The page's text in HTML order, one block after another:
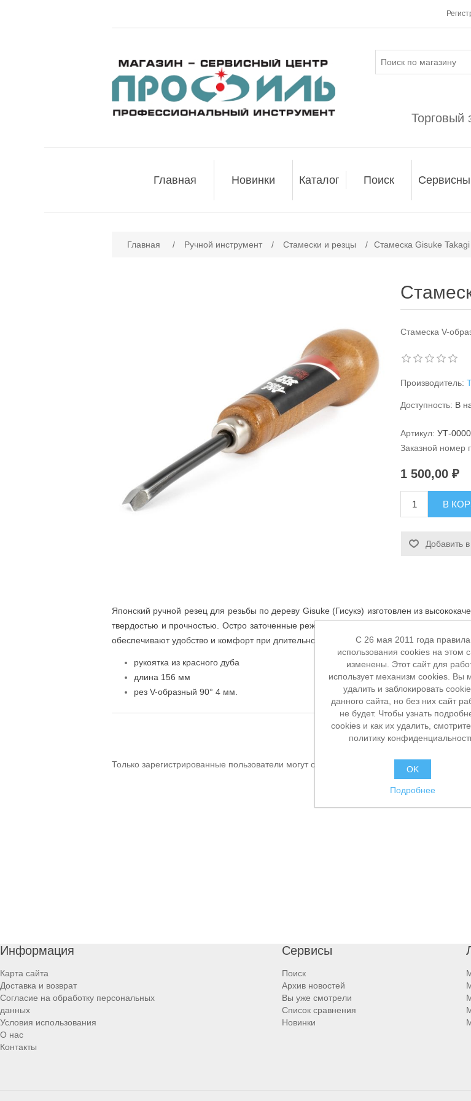
Торговый
Главная Новинки Каталог Поиск
Главная / Ручной инструмент / Стамески и резцы / Стамеска Gisuke
Стамеска V-
Производитель:
Доступность: В
Артикул: УТ-
Заказной номер
1 500,00 ₽
В
Добавить
Японский ручной резец для резьбы по дереву Gisuke (Гисукэ) изготовлен из
твердостью и прочностью. Остро заточенные режущие кромки сохраняют свою
обеспечивают удобство и комфорт при длительной работе, предотвращая усталость.
рукоятка из красного дуба
длина 156 мм
рез V-образный 90° 4 мм.
Только зарегистрированные пользователи могут оставлять отзывы
Информация
Карта сайта
Доставка и возврат
Согласие на обработку персональных
данных
Условия использования
О нас
Контакты
Сервисы
Поиск
Архив новостей
Вы уже смотрели
Список сравнения
Новинки
C 26 мая 2011 года правила
использования cookies на этом
изменены. Этот сайт для
использует механизм cookies. Вы
удалить и заблокировать
данного сайта, но без них сайт
не будет. Чтобы узнать
cookies и как их удалить,
политику
OK
Подробнее